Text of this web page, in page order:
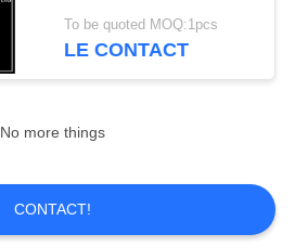
personnalisée avec 40
boutons pinpad
To be quoted MOQ:1pcs
LE CONTACT
No more things
CONTACT!